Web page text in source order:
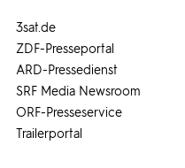
3sat.de
ZDF-Presseportal
ARD-Pressedienst
SRF Media Newsroom
ORF-Presseservice
Trailerportal